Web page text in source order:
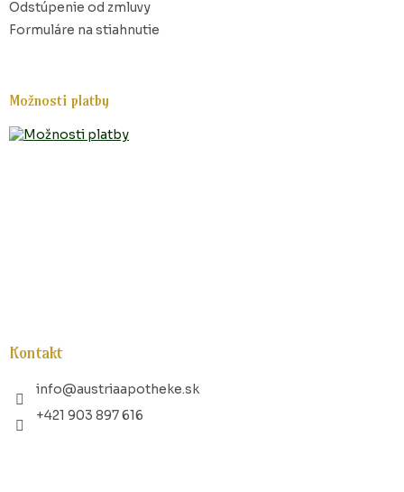
Odstúpenie od zmluvy
Formuláre na stiahnutie
Možnosti platby
Kontakt
info@austriaapotheke.sk
+421 903 897 616